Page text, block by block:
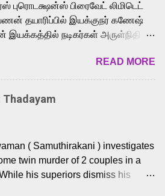
superhero He-Man. Known for
songs like “Behene De” from
“Oru Maalai” from Ghajini, and
his versatile voice and strong
over multiple languages, making
fit for the legendary character.
voices the menacing Skeletor
Tamil, Malayalam, and Telugu
Joining them is Action King Arjun...
புரொடக்ஷன்ஸ் பிரைவேட் லிமிடெட்
தயாரிப்பில் இயக்குநர் கணேஷ்
இயக்கத்தில் நடிகர்கள் அருள்நிதி -
வேடத்தில் இணைந்து நடித்திருக்கும்
திரைப்படத்தினை
சந்திப்பு சென்னையில்
இயக்குநர் கணேஷ் விநாயகன்
உருவாகியுள்ள 'அருள்வான்'
ரம்யா பாண்டியன், வி டி வி கணேஷ் ,
பேபி கிருத்திகா, 'பருத்திவீரன்'
ஹரிஷ் உத்தமன் உள்ளிட்ட பலர்
READ MORE
Thadayam
( Samuthirakani ) investigates
twin murder of 2 couples in a
his superiors dismiss his